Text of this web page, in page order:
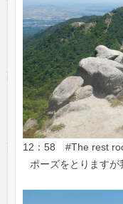
12：58 #The rest
ポーズをとります